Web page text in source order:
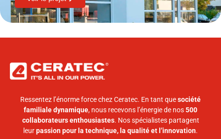
Ressentez l’énorme force chez Ceratec. En tant quesociété
familiale dynamique, nous recevons l’énergie de nos500
collaborateurs enthousiastes. Nos spécialistes partagent
leurpassion pour la technique, la qualité et l’innovation.